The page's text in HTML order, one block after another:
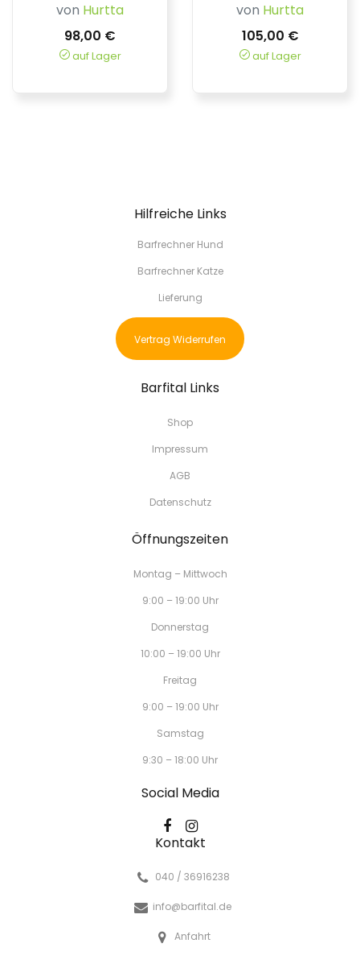
von Hurtta
98,00 €
auf Lager
von Hurtta
105,00 €
auf Lager
Hilfreiche Links
Barfrechner Hund
Barfrechner Katze
Lieferung
Vertrag Widerrufen
Barfital Links
Shop
Impressum
AGB
Datenschutz
Öffnungszeiten
Montag – Mittwoch
9:00 – 19:00 Uhr
Donnerstag
10:00 – 19:00 Uhr
Freitag
9:00 – 19:00 Uhr
Samstag
9:30 – 18:00 Uhr
Social Media
Kontakt
040 / 36916238
info@barfital.de
Anfahrt